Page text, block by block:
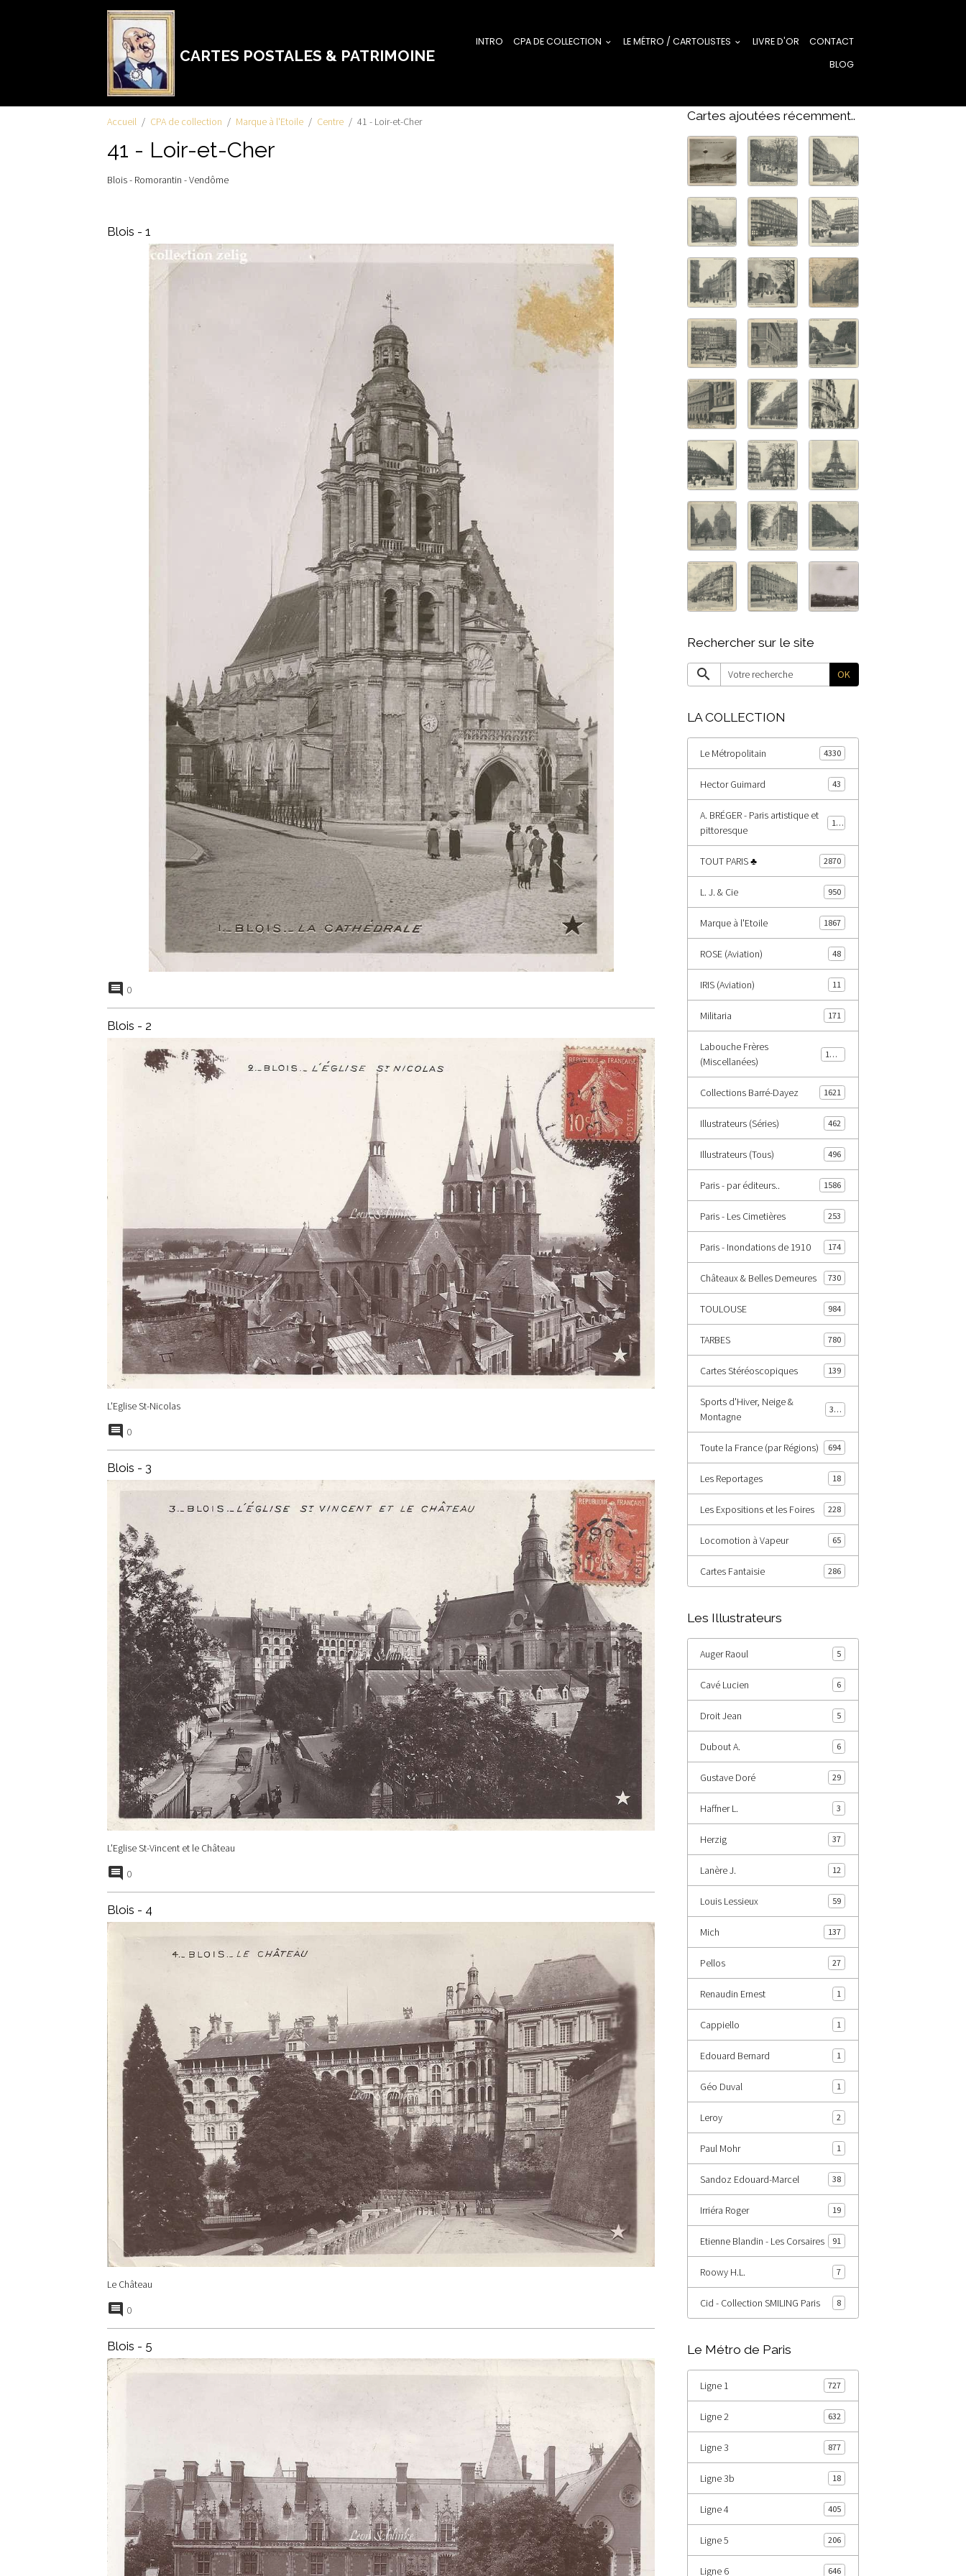
CARTES POSTALES & PATRIMOINE
INTRO CPA DE COLLECTION LE MÉTRO / CARTOLISTES LIVRE D'OR
CONTACT
BLOG
Accueil CPA de collection Marque à l'Etoile Centre 41 - Loir-et-Cher
41 - Loir-et-Cher
Blois - Romorantin - Vendôme
Blois - 1
0
Blois - 2
L'Eglise St-Nicolas
0
Blois - 3
L'Eglise St-Vincent et le Château
0
Blois - 4
Le Château
0
Blois - 5
Cartes ajoutées récemment..
Rechercher sur le site
OK
LA COLLECTION
Le Métropolitain 4330
Hector Guimard 43
A. BRÉGER - Paris artistique et
pittoresque
178
TOUT PARIS ♣ 2870
L. J. & Cie 950
Marque à l'Etoile 1867
ROSE (Aviation) 48
IRIS (Aviation) 11
Militaria 171
Labouche Frères
(Miscellanées)
1402
Collections Barré-Dayez 1621
Illustrateurs (Séries) 462
Illustrateurs (Tous) 496
Paris - par éditeurs.. 1586
Paris - Les Cimetières 253
Paris - Inondations de 1910 174
Châteaux & Belles Demeures 730
TOULOUSE 984
TARBES 780
Cartes Stéréoscopiques 139
Sports d'Hiver, Neige &
Montagne
343
Toute la France (par Régions) 694
Les Reportages 18
Les Expositions et les Foires 228
Locomotion à Vapeur 65
Cartes Fantaisie 286
Les Illustrateurs
Auger Raoul 5
Cavé Lucien 6
Droit Jean 5
Dubout A. 6
Gustave Doré 29
Haffner L. 3
Herzig 37
Lanère J. 12
Louis Lessieux 59
Mich 137
Pellos 27
Renaudin Ernest 1
Cappiello 1
Edouard Bernard 1
Géo Duval 1
Leroy 2
Paul Mohr 1
Sandoz Edouard-Marcel 38
Irriéra Roger 19
Etienne Blandin - Les Corsaires 91
Roowy H.L. 7
Cid - Collection SMILING Paris 8
Le Métro de Paris
Ligne 1 727
Ligne 2 632
Ligne 3 877
Ligne 3b 18
Ligne 4 405
Ligne 5 206
Ligne 6 646